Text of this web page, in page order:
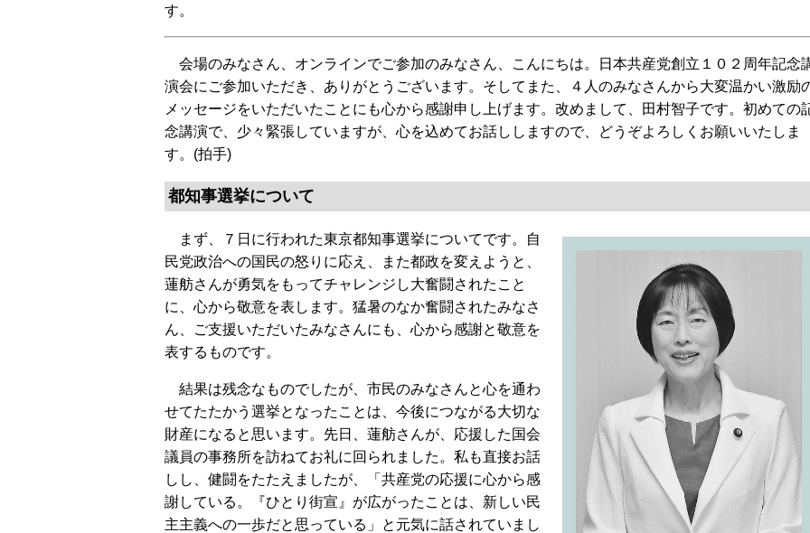
す。
会場のみなさん、オンラインでご参加のみなさん、こんにちは。日本共産党創立１０２周年記念
演会にご参加いただき、ありがとうございます。そしてまた、４人のみなさんから大変温かい激励
メッセージをいただいたことにも心から感謝申し上げます。改めまして、田村智子です。初めての
念講演で、少々緊張していますが、心を込めてお話ししますので、どうぞよろしくお願いいたしま
す。(拍手)
都知事選挙について
まず、７日に行われた東京都知事選挙についてです。自
民党政治への国民の怒りに応え、また都政を変えようと、
蓮舫さんが勇気をもってチャレンジし大奮闘されたこと
に、心から敬意を表します。猛暑のなか奮闘されたみなさ
ん、ご支援いただいたみなさんにも、心から感謝と敬意を
表するものです。
結果は残念なものでしたが、市民のみなさんと心を通わ
せてたたかう選挙となったことは、今後につながる大切な
財産になると思います。先日、蓮舫さんが、応援した国会
議員の事務所を訪ねてお礼に回られました。私も直接お話
しし、健闘をたたえましたが、「共産党の応援に心から感
謝している。『ひとり街宣』が広がったことは、新しい民
主主義への一歩だと思っている」と元気に話されていまし